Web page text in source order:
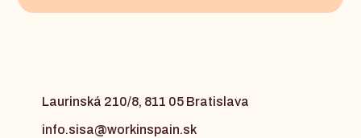
Laurinská 210/8, 811 05 Bratislava
info.sisa@workinspain.sk